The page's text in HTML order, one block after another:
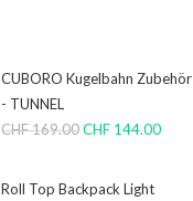
CUBORO Kugelbahn Zubehör
- TUNNEL
CHF169.00CHF 144.00
Roll Top Backpack Light